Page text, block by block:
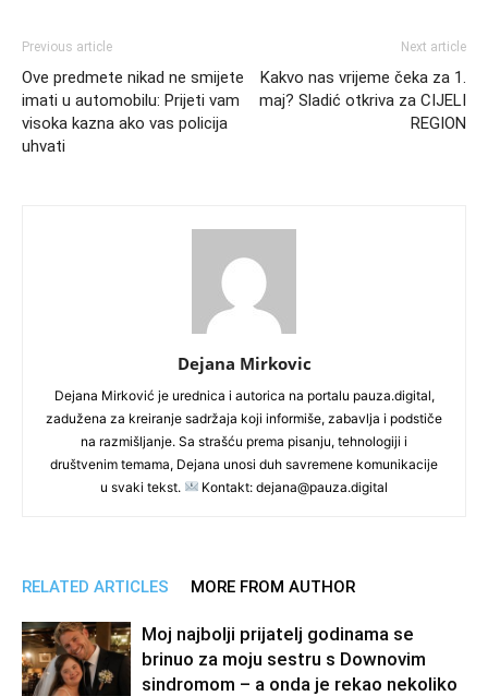
Previous article
Ove predmete nikad ne smijete
imati u automobilu: Prijeti vam
visoka kazna ako vas policija
uhvati
Next article
Kakvo nas vrijeme čeka za 1.
maj? Sladić otkriva za CIJELI
REGION
Dejana Mirkovic
Dejana Mirković je urednica i autorica na portalu pauza.digital,
zadužena za kreiranje sadržaja koji informiše, zabavlja i podstiče
na razmišljanje. Sa strašću prema pisanju, tehnologiji i
društvenim temama, Dejana unosi duh savremene komunikacije
u svaki tekst.
Kontakt: dejana@pauza.digital
RELATED ARTICLES MORE FROM AUTHOR
Moj najbolji prijatelj godinama se
brinuo za moju sestru s Downovim
sindromom – a onda je rekao nekoliko